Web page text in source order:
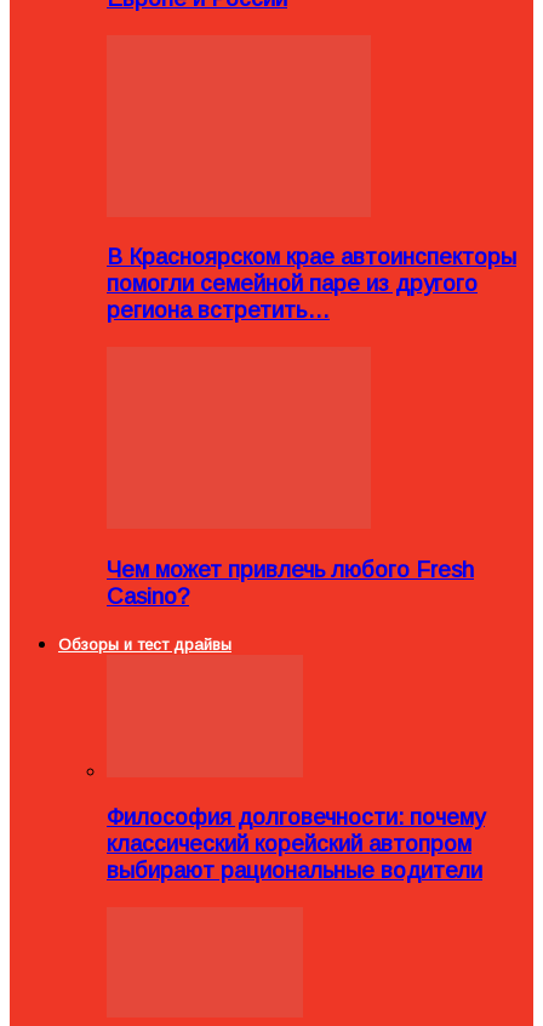
В Красноярском крае автоинспекторы
помогли семейной паре из другого
региона встретить…
Чем может привлечь любого Fresh
Casino?
Обзоры и тест драйвы
Философия долговечности: почему
классический корейский автопром
выбирают рациональные водители